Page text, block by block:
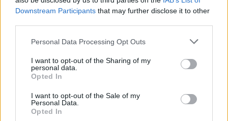
Downstream Participants that may further disclose it to other
Please note that this website/app uses one or more Google
not limited to your visit or usage behaviour. You may click to
grant or deny consent to Google and its third-party tags to
use your data for below specified purposes in below Google
consent section.
Personal Data Processing Opt Outs
I want to opt-out of the Sharing of my
personal data.
Opted In
I want to opt-out of the Sale of my
Personal Data.
Opted In
γίνεται σημαντικός παράγοντας στον
συστατικό στις μπαταρίες λιθίου-σιδηρού-
φωσφορικού (LFP), μιας ταχέως
αναπτυσσόμενης κατηγορίας που
έχει ήδη έναν αναπτυσσόμενο κλάδο
αυτοκινήτων, με εργοστάσια που ανήκουν στη